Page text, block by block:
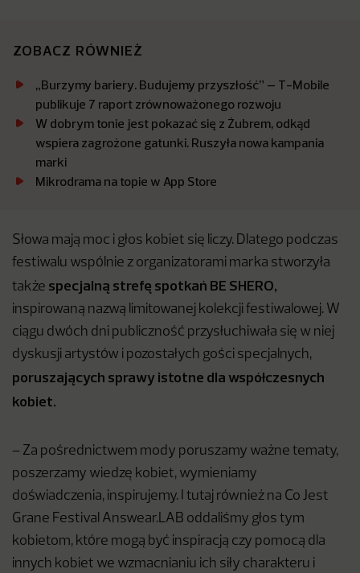
ZOBACZ RÓWNIEŻ
„Burzymy bariery. Budujemy przyszłość” – T-Mobile
publikuje 7 raport zrównoważonego rozwoju
W dobrym tonie jest pokazać się z Żubrem, odkąd
wspiera zagrożone gatunki. Ruszyła nowa kampania
marki
Mikrodrama na topie w App Store
Słowa mają moc i głos kobiet się liczy. Dlatego podczas
festiwalu wspólnie z organizatorami marka stworzyła
także specjalną strefę spotkań BE SHERO,
inspirowaną nazwą limitowanej kolekcji festiwalowej. W
ciągu dwóch dni publiczność przysłuchiwała się w niej
dyskusji artystów i pozostałych gości specjalnych,
poruszających sprawy istotne dla współczesnych
kobiet.
– Za pośrednictwem mody poruszamy ważne tematy,
poszerzamy wiedzę kobiet, wymieniamy
doświadczenia, inspirujemy. I tutaj również na Co Jest
Grane Festival Answear.LAB oddaliśmy głos tym
kobietom, które mogą być inspiracją czy pomocą dla
innych kobiet we wzmacnianiu ich siły charakteru i